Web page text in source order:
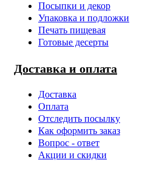
Посыпки и декор
Упаковка и подложки
Печать пищевая
Готовые десерты
Доставка и оплата
Доставка
Оплата
Отследить посылку
Как оформить заказ
Вопрос - ответ
Акции и скидки